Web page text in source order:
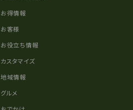
お得情報
お客様
お役立ち情報
カスタマイズ
地域情報
グルメ